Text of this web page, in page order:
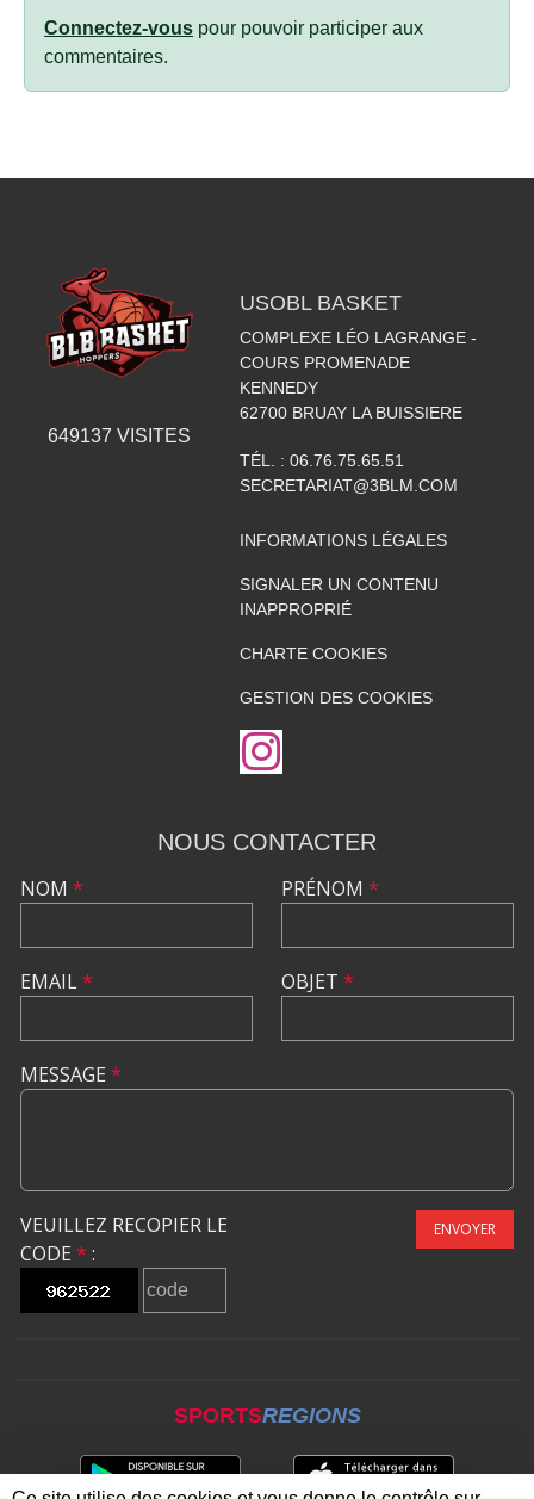
Connectez-vous pour pouvoir participer aux
commentaires.
649137 VISITES
USOBL BASKET
COMPLEXE LÉO LAGRANGE -
COURS PROMENADE
KENNEDY
62700 BRUAY LA BUISSIERE
TÉL. : 06.76.75.65.51
SECRETARIAT@3BLM.COM
INFORMATIONS LÉGALES
SIGNALER UN CONTENU
INAPPROPRIÉ
CHARTE COOKIES
GESTION DES COOKIES
NOUS CONTACTER
NOM *
EMAIL*
PRÉNOM *
OBJET *
MESSAGE *
VEUILLEZ RECOPIER LE
CODE * :
ENVOYER
SPORTSREGIONS